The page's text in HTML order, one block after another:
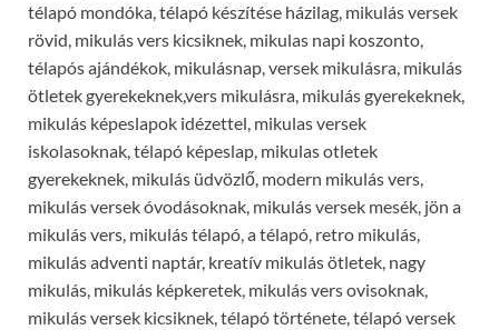
télapó mondóka, télapó készítése házilag, mikulás versek
rövid, mikulás vers kicsiknek, mikulas napi koszonto,
télapós ajándékok, mikulásnap, versek mikulásra, mikulás
ötletek gyerekeknek,vers mikulásra, mikulás gyerekeknek,
mikulás képeslapok idézettel, mikulas versek
iskolasoknak, télapó képeslap, mikulas otletek
gyerekeknek, mikulás üdvözlő, modern mikulás vers,
mikulás versek óvodásoknak, mikulás versek mesék, jön a
mikulás vers, mikulás télapó, a télapó, retro mikulás,
mikulás adventi naptár, kreatív mikulás ötletek, nagy
mikulás, mikulás képkeretek, mikulás vers ovisoknak,
mikulás versek kicsiknek, télapó története, télapó versek